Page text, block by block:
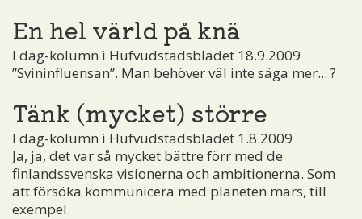
En hel värld på knä
I dag-kolumn i Hufvudstadsbladet 18.9.2009
”Svininfluensan”. Man behöver väl inte säga mer... ?
Tänk (mycket) större
I dag-kolumn i Hufvudstadsbladet 1.8.2009
Ja, ja, det var så mycket bättre förr med de
finlandssvenska visionerna och ambitionerna. Som
att försöka kommunicera med planeten mars, till
exempel.